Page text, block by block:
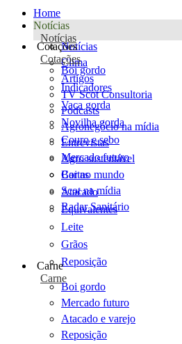
Home
Notícias
Notícias
Notícias
Clima
Artigos
TV Scot Consultoria
Podcasts
Agronegócio na mídia
Entrevistas
Agro sustentável
Cartas
Scot na mídia
Radar Sanitário
Cotações
Cotações
Boi gordo
Indicadores
Vaca gorda
Novilha gorda
Couro e sebo
Mercado futuro
Boi no mundo
Atacado
Equivalentes
Leite
Grãos
Reposição
Carne
Carne
Boi gordo
Mercado futuro
Atacado e varejo
Reposição